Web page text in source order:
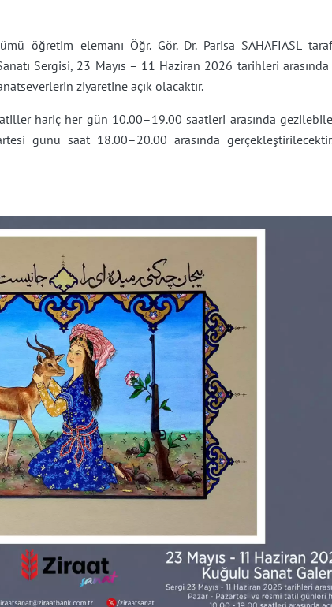
öğretim elemanı Öğr. Gör. Dr. Parisa SAHAFIASL
Sergisi, 23 Mayıs – 11 Haziran 2026 tarihleri
ziyaretine açık olacaktır.
hariç her gün 10.00–19.00 saatleri arasında
günü saat 18.00–20.00 arasında